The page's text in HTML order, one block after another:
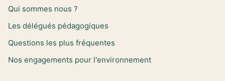
Qui sommes nous ?
Les délégués pédagogiques
Questions les plus fréquentes
Nos engagements pour l'environnement